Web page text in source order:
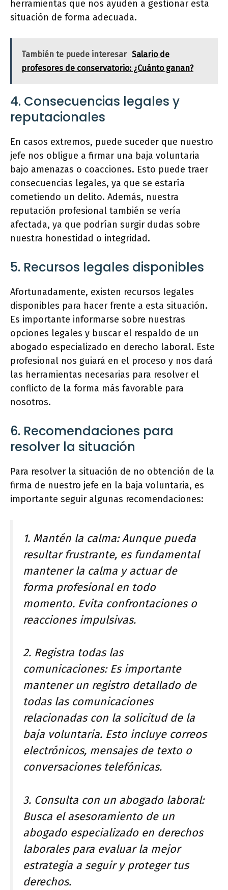
herramientas que nos ayuden a gestionar esta
situación de forma adecuada.
También te puede interesar Salario de
profesores de conservatorio: ¿Cuánto ganan?
4. Consecuencias legales y
reputacionales
En casos extremos, puede suceder que nuestro
jefe nos obligue a firmar una baja voluntaria
bajo amenazas o coacciones. Esto puede traer
consecuencias legales, ya que se estaría
cometiendo un delito. Además, nuestra
reputación profesional también se vería
afectada, ya que podrían surgir dudas sobre
nuestra honestidad o integridad.
5. Recursos legales disponibles
Afortunadamente, existen recursos legales
disponibles para hacer frente a esta situación.
Es importante informarse sobre nuestras
opciones legales y buscar el respaldo de un
abogado especializado en derecho laboral. Este
profesional nos guiará en el proceso y nos dará
las herramientas necesarias para resolver el
conflicto de la forma más favorable para
nosotros.
6. Recomendaciones para
resolver la situación
Para resolver la situación de no obtención de la
firma de nuestro jefe en la baja voluntaria, es
importante seguir algunas recomendaciones:
1. Mantén la calma: Aunque pueda
resultar frustrante, es fundamental
mantener la calma y actuar de
forma profesional en todo
momento. Evita confrontaciones o
reacciones impulsivas.
2. Registra todas las
comunicaciones: Es importante
mantener un registro detallado de
todas las comunicaciones
relacionadas con la solicitud de la
baja voluntaria. Esto incluye correos
electrónicos, mensajes de texto o
conversaciones telefónicas.
3. Consulta con un abogado laboral:
Busca el asesoramiento de un
abogado especializado en derechos
laborales para evaluar la mejor
estrategia a seguir y proteger tus
derechos.